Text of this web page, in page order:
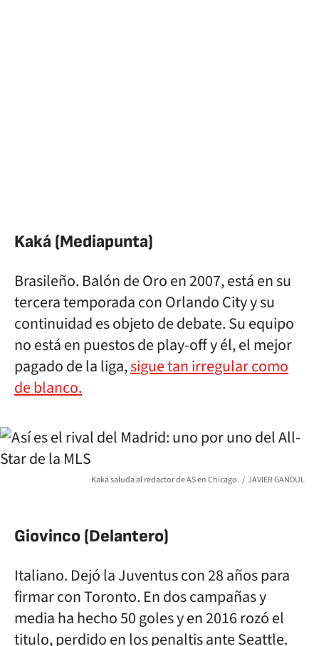
Kaká (Mediapunta)
Brasileño. Balón de Oro en 2007, está en su
tercera temporada con Orlando City y su
continuidad es objeto de debate. Su equipo
no está en puestos de play-off y él, el mejor
pagado de la liga,sigue tan irregular como
de blanco.
Kaká saluda al redactor de AS en Chicago. JAVIER GANDUL
Giovinco (Delantero)
Italiano. Dejó la Juventus con 28 años para
firmar con Toronto. En dos campañas y
media ha hecho 50 goles y en 2016 rozó el
titulo, perdido en los penaltis ante Seattle.